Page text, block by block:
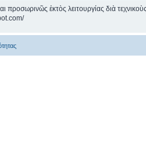
προσωρινῶς ἐκτὸς λειτουργίας διὰ